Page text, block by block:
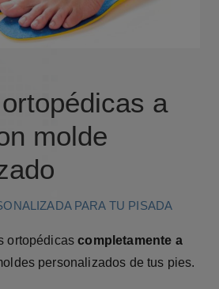
a
molde
PARA TU PISADA
ortopédicascompletamente a
personalizados de tus pies.